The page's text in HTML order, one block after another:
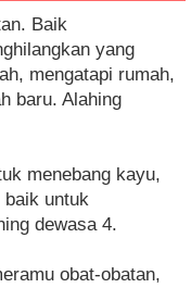
Baik
yang
mengatapi rumah,
baru. Alahing
menebang kayu,
baik untuk
dewasa 4.
obat-obatan,